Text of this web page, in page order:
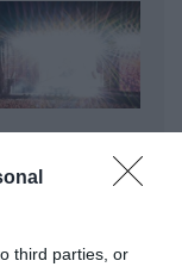
third parties, or